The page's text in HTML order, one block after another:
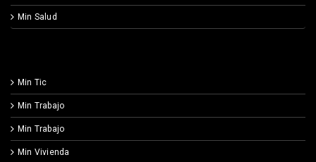
Min Salud
Min Tic
Min Trabajo
Min Trabajo
Min Vivienda